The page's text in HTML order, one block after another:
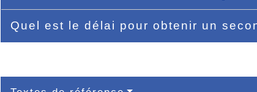
Quel est le délai pour obtenir un